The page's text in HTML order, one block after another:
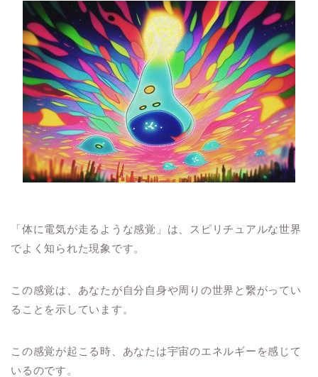
「体に電気が走るような感覚」は、スピリチュアルな世界
でよく知られた現象です。
この感覚は、あなたが自分自身や周りの世界と繋がってい
ることを示しています。
この感覚が起こる時、あなたは宇宙のエネルギーを感じて
いるのです。